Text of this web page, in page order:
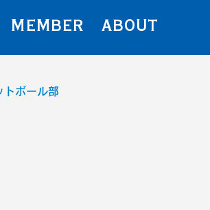
MEMBER ABOUT
トボール部